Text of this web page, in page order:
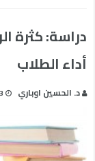
دراسة: كثرة
أداء الطلاب
د. الحسين اوباري